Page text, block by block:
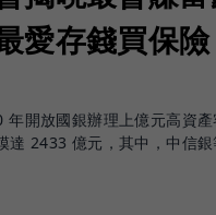
愛存錢買保
年開放國銀辦理上億元高資
達 2433 億元，其中，中信